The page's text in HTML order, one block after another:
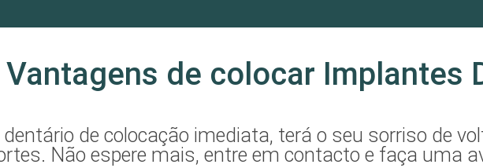
Vantagens de colocar Implantes
de colocação imediata, terá o seu sorriso de
Não espere mais, entre em contacto e faça uma